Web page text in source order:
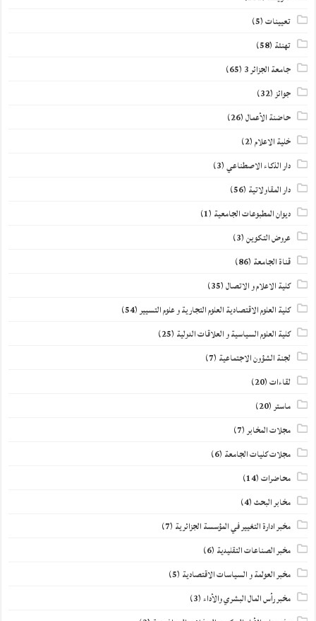
تعيينات(5)
تهنئة (58)
جامعة الجزائر 3 (65)
جوائز(32)
حاضنة الأعمال(26)
خلية الاعلام(2)
دار الذكاء الاصطناعي(3)
دار المقاولاتية (56)
ديوان المطبوعات الجامعية (1)
عروض التكوين(3)
قناة الجامعة (86)
كلية الاعلام و الاتصال(35)
كلية العلوم الاقتصادية العلوم التجارية و علوم التسيير(54)
كلية العلوم السياسية و العلاقات الدولية (25)
لجنة الشؤون الاجتماعية (7)
لقاءات(20)
ماستر(20)
مجلات المخابر(7)
مجلات كليات الجامعة (6)
محاضرات(14)
مخابر البحث(4)
مخبر ادارة التغيير في المؤسسة الجزائرية (7)
مخبر الصناعات التقليدية (6)
مخبر العولمة و السياسات الاقتصادية (5)
مخبر رأس المال البشري والأداء(3)